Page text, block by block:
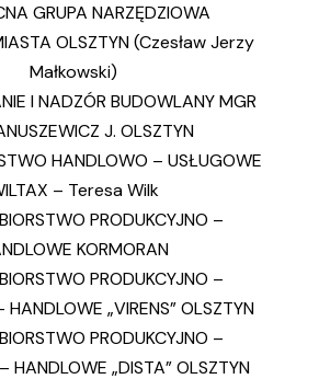
GRUPA NARZĘDZIOWA
OLSZTYN (Czesław Jerzy
Małkowski)
I NADZÓR BUDOWLANY MGR
J. OLSZTYN
HANDLOWO – USŁUGOWE
– Teresa Wilk
PRODUKCYJNO –
KORMORAN
PRODUKCYJNO –
„VIRENS” OLSZTYN
PRODUKCYJNO –
HANDLOWE „DISTA” OLSZTYN